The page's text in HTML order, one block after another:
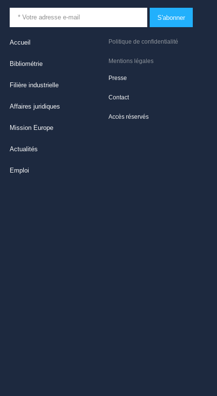
Politique de confidentialité
Mentions légales
Presse
Contact
Accès réservés
Accueil
Bibliométrie
Filière industrielle
Affaires juridiques
Mission Europe
Actualités
Emploi
S'abonner